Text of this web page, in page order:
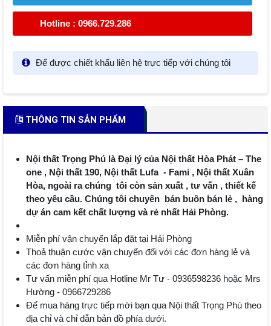
Hotline : 0966.729.286
Để được chiết khấu liên hệ trực tiếp với chúng tôi
THÔNG TIN SẢN PHẨM
Nội thất Trọng Phú là Đại lý của Nội thất Hòa Phát – The
one , Nội thất 190, Nội thất Lufa - Fami , Nội thất Xuân
Hòa, ngoài ra chúng tôi còn sản xuất , tư vấn , thiết kế
theo yêu cầu. Chúng tôi chuyên bán buôn bán lẻ , hàng
dự án cam kết chất lượng và rẻ nhất Hải Phòng.
Miễn phí vận chuyển lắp đặt tại Hải Phòng
Thoả thuận cước vận chuyển đối với các đơn hàng lẻ và
các đơn hàng tỉnh xa
Tư vấn miễn phí qua Hotline Mr Tư - 0936598236 hoặc Mrs
Hường - 0966729286
Để mua hàng trực tiếp mời bạn qua Nội thất Trọng Phú theo
địa chỉ và chỉ dẫn bản đồ phía dưới.